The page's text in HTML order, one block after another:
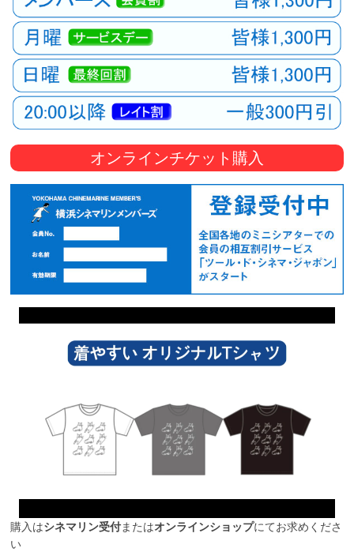
は
こ
の
街
で
オンラインチケット購入
購入はシネマリン受付またはオンラインショップにてお求めくださ
い